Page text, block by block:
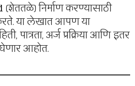
(शेततळे) निर्माण करण्यासाठी
या लेखात आपण या
पात्रता, अर्ज प्रक्रिया आणि इतर
आहोत.